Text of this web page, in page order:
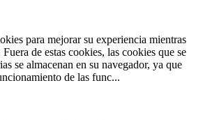
para mejorar su experiencia mientras
de estas cookies, las cookies que se
se almacenan en su navegador, ya que
de las func...